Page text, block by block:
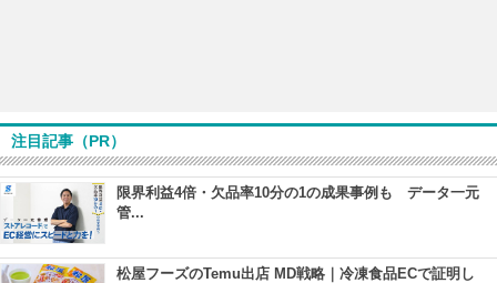
注目記事（PR）
限界利益4倍・欠品率10分の1の成果事例も データ一元
管...
松屋フーズのTemu出店 MD戦略｜冷凍食品ECで証明し